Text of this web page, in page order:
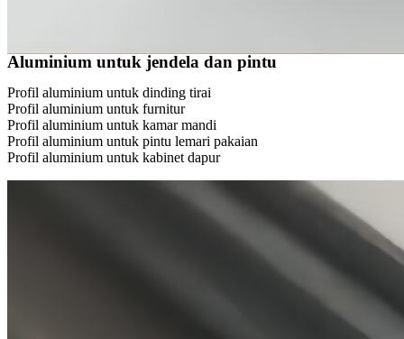
Aluminium untuk jendela dan pintu
Profil aluminium untuk dinding tirai
Profil aluminium untuk furnitur
Profil aluminium untuk kamar mandi
Profil aluminium untuk pintu lemari pakaian
Profil aluminium untuk kabinet dapur